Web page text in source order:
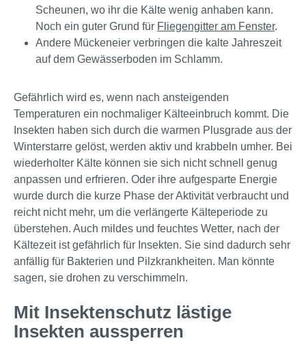
Scheunen, wo ihr die Kälte wenig anhaben kann.
Noch ein guter Grund für Fliegengitter am Fenster.
Andere Mückeneier verbringen die kalte Jahreszeit
auf dem Gewässerboden im Schlamm.
Gefährlich wird es, wenn nach ansteigenden
Temperaturen ein nochmaliger Kälteeinbruch kommt. Die
Insekten haben sich durch die warmen Plusgrade aus der
Winterstarre gelöst, werden aktiv und krabbeln umher. Bei
wiederholter Kälte können sie sich nicht schnell genug
anpassen und erfrieren. Oder ihre aufgesparte Energie
wurde durch die kurze Phase der Aktivität verbraucht und
reicht nicht mehr, um die verlängerte Kälteperiode zu
überstehen. Auch mildes und feuchtes Wetter, nach der
Kältezeit ist gefährlich für Insekten. Sie sind dadurch sehr
anfällig für Bakterien und Pilzkrankheiten. Man könnte
sagen, sie drohen zu verschimmeln.
Mit Insektenschutz lästige
Insekten aussperren